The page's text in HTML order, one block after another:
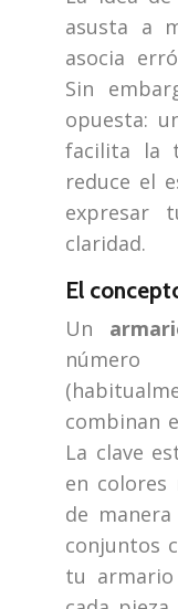
asusta a
asocia
Sin
opuesta:
facilita la
reduce el
expresar
claridad.
El
Un
combinan
La clave
en colores
de
conjuntos
tu